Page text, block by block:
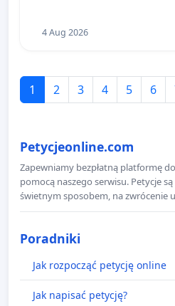
4 Aug 2026
1 2 3 4 5 6
Petycjeonline.com
Zapewniamy bezpłatną platformę
pomocą naszego serwisu. Petycje
świetnym sposobem, na zwrócenie
Poradniki
Jak rozpocząć petycję online
Jak napisać petycję?